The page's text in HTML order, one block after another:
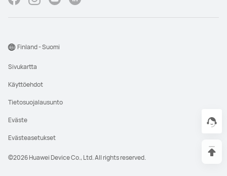
©2026 Huawei Device Co., Ltd. All rights reserved.
Sivukartta
Käyttöehdot
Tietosuojalausunto
Eväste
Evästeasetukset
Finland - Suomi